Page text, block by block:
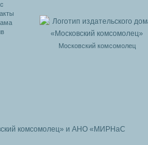
Московский комсомолец
комсомолец» и АНО «МИРНаС